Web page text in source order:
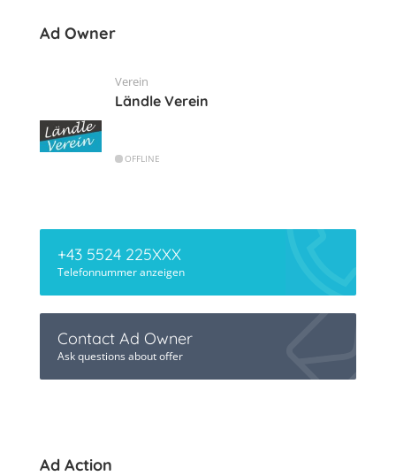
Ad Owner
Verein
Ländle Verein
OFFLINE
+43 5524 225XXX
Telefonnummer anzeigen
Contact Ad Owner
Ask questions about offer
Ad Action